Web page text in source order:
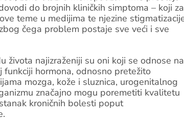
do brojnih kliničkih simptoma – koji za
teme u medijima te njezine
čega problem postaje sve veći i sve
života najizraženiji su oni koji se odnose na
hormona, odnosno pretežito
mozga, kože i sluznica, urogenitalnog
značajno mogu poremetiti kvalitetu
kroničnih bolesti poput